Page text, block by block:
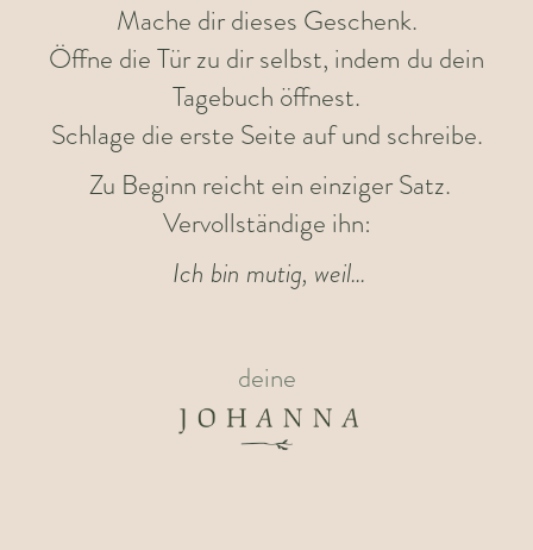
Mache dir dieses Geschenk.
Öffne die Tür zu dir selbst, indem du dein
Tagebuch öffnest.
Schlage die erste Seite auf und schreibe.
Zu Beginn reicht ein einziger Satz.
Vervollständige ihn:
Ich bin mutig, weil…
deine